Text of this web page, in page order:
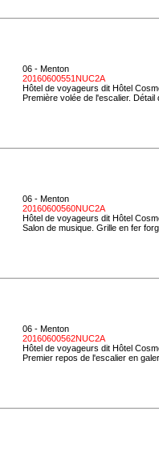
06 - Menton
20160600551NUC2A
Hôtel de voyageurs dit Hôtel
Première volée de l'escalier. Détail
06 - Menton
20160600560NUC2A
Hôtel de voyageurs dit Hôtel
Salon de musique. Grille en fer
06 - Menton
20160600562NUC2A
Hôtel de voyageurs dit Hôtel
Premier repos de l'escalier en